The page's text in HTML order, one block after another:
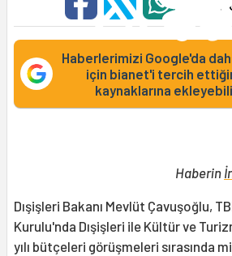
Haberlerimizi Google'da
için bianet'i tercih
kaynaklarına
Haberin
Dışişleri Bakanı Mevlüt Çavuşoğlu,
Kurulu'nda Dışişleri ile Kültür ve
yılı bütçeleri görüşmeleri sırasında